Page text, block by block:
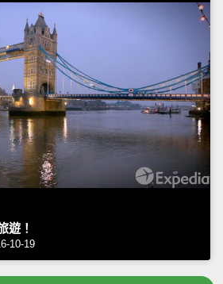
遊！
10-19